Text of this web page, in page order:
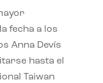
fecha a los
Anna Devís
hasta el
Taiwan